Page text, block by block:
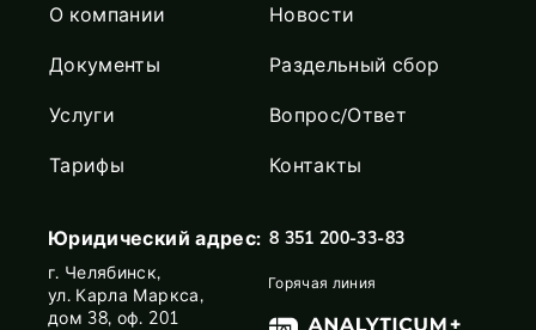
О компании
Документы
Услуги
Тарифы
Новости
Раздельный сбор
Вопрос/Ответ
Контакты
Юридический адрес:
г. Челябинск,
ул. Карла Маркса,
дом 38, оф. 201
8 351 200-33-83
Горячая линия